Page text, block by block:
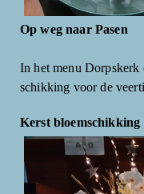
Op weg naar Pasen
In het menu Dorpskerk
schikking voor de
Kerst bloemschikking